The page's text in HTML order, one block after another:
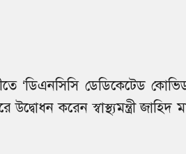
‘ডিএনসিসি ডেডিকেটেড
করেন স্বাস্থ্যমন্ত্রী জাহিদ